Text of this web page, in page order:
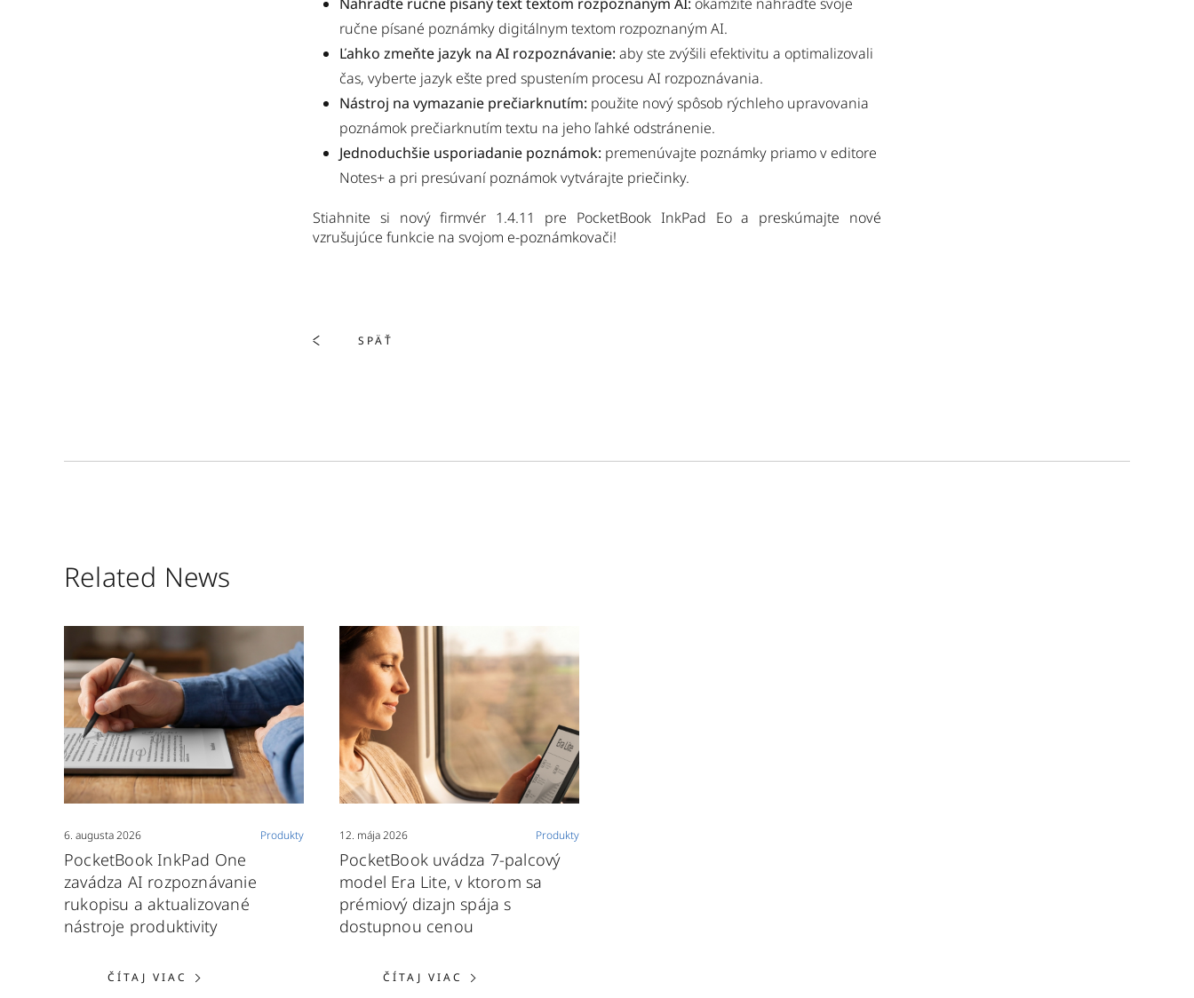
ručne písané poznámky digitálnym textom rozpoznaným AI.
Ľahko zmeňte jazyk na AI rozpoznávanie: aby ste zvýšili efektivitu a optimalizovali
čas, vyberte jazyk ešte pred spustením procesu AI rozpoznávania.
Nástroj na vymazanie prečiarknutím: použite nový spôsob rýchleho upravovania
poznámok prečiarknutím textu na jeho ľahké odstránenie.
Jednoduchšie usporiadanie poznámok: premenúvajte poznámky priamo v editore
Notes+ a pri presúvaní poznámok vytvárajte priečinky.
Stiahnite si nový firmvér 1.4.11 pre PocketBook InkPad Eo a preskúmajte nové
vzrušujúce funkcie na svojom e-poznámkovači!
SPÄŤ
Related News
6. augusta 2026 Produkty
PocketBook InkPad One
zavádza AI rozpoznávanie
rukopisu a aktualizované
nástroje produktivity
ČÍTAJ VIAC ČÍTAJ VIAC: POCKETBOOK INKPAD ONE ZAVÁDZA AI ROZPOZNÁVANIE RUKOPISU A AKTUALIZOVANÉ NÁSTROJE PRODUKTIVITY
12. mája 2026 Produkty
PocketBook uvádza 7-palcový
model Era Lite, v ktorom sa
prémiový dizajn spája s
dostupnou cenou
ČÍTAJ VIAC ČÍTAJ VIAC: POCKETBOOK UVÁDZA 7-PALCOVÝ MODEL ERA LITE, V KTOROM SA PRÉMIOVÝ DIZAJN